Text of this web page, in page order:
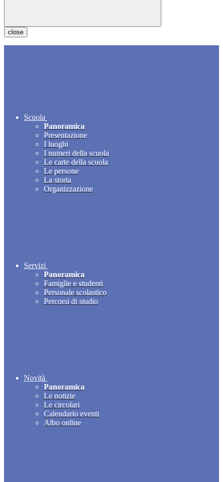
close
Scuola
Panoramica
Presentazione
I luoghi
I numeri della scuola
Le carte della scuola
Le persone
La storia
Organizzazione
Servizi
Panoramica
Famiglie e studenti
Personale scolastico
Percorsi di studio
Novità
Panoramica
Le notizie
Le circolari
Calendario eventi
Albo online